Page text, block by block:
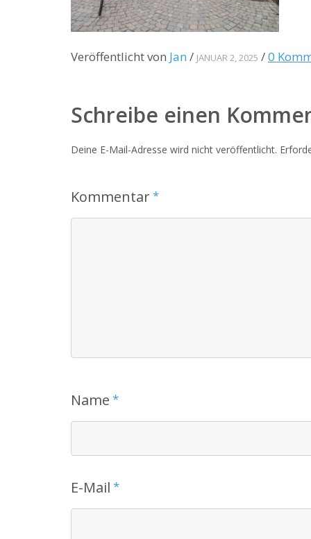
Veröffentlicht von Jan / JANUAR 2, 2025 /0
Schreibe einen
Deine E-Mail-Adresse wird nicht veröffentlicht.
Kommentar*
Name *
E-Mail *